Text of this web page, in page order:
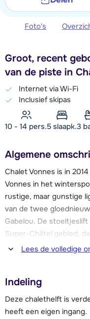
Foto's
Groot, recent
van de piste in
Internet via Wi-Fi
Inclusief skipas
10 - 14 pers.5 slaapk.3
Algemene
Chalet Vonnes is in
Vonnes in het
rustige, maar gunstige
van de twee
Gabelou. De stoeltjeslift
Super-Châtel gebied,
gedeelte van Les
Gabelou bereik je de
gebied, waar je
Avoriaz kunt nemen. Bij
nieuwe, blauwe skipiste
Lees de volledige
Indeling
Deze chalethelft is
heeft een eigen ingang.